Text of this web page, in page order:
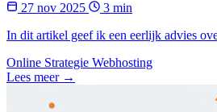
27 nov 2025
3 min
In dit artikel geef ik een eerlijk advies
Online Strategie Webhosting
Lees meer →